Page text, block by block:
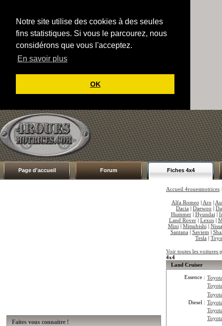
Notre site utilise des cookies à des seules
fins statistiques. Si vous le parcourez, nous
considérons que vous l'acceptez.
En savoir plus
OK
Page d'accueil Forum Fiches 4x4
Faites vous connaitre !
Accueil 4rouesmotrices
Alfa Romeo | Aro |
Dacia | Daewoo |
Hummer| Hyundai |
Land Rover| Lexus|
Mini | Mitsubishi |
Santana | Saviem |
Tesla |
Voir toutes les voitures
4x4
Land Cruiser
Essence :
Diesel :